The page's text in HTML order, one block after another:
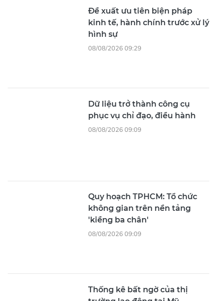
Đề xuất ưu tiên biện pháp
kinh tế, hành chính trước xử lý
hình sự
08/08/2026 09:29
Dữ liệu trở thành công cụ
phục vụ chỉ đạo, điều hành
08/08/2026 09:09
Quy hoạch TPHCM: Tổ chức
không gian trên nền tảng
'kiềng ba chân'
08/08/2026 09:09
Thống kê bất ngờ của thị